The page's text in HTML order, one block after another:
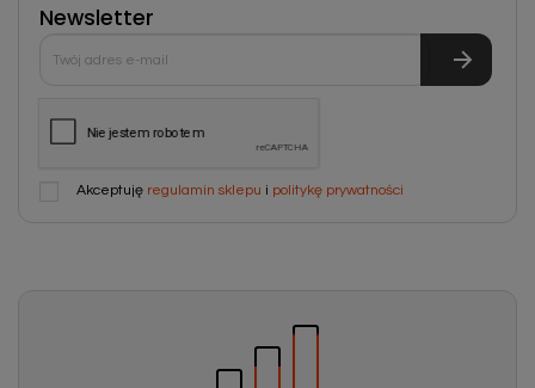
Newsletter
Akceptuję regulamin sklepu i politykę prywatności